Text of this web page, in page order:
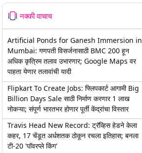
नक्की वाचाच
Artificial Ponds for Ganesh Immersion in
Mumbai: गणपती विसर्जनासाठी BMC 200 हून
अधिक कृत्रिम तलाव उभारणार; Google Maps वर
पाहता येणार तलावांची यादी
Flipkart To Create Jobs: फ्लिपकार्ट आगामी Big
Billion Days Sale साठी निर्माण करणार 1 लाख
नोकऱ्या; संपूर्ण भारतभर होणार पूर्ती केंद्रांचा विस्तार
Travis Head New Record: ट्रॅव्हिस हेडने केला
कहर, 17 चेंडूत अर्धशतक ठोकून रचला इतिहास; बनला
टी-20 'पॉवरप्ले किंग'